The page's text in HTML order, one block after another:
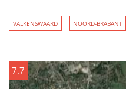
VALKENSWAARD NOORD-BRABANT
7.7